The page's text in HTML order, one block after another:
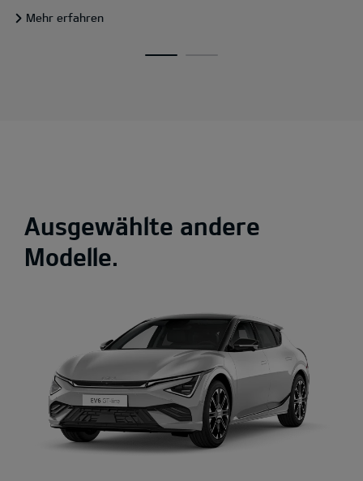
Mehr erfahren
Ausgewählte andere
Modelle.